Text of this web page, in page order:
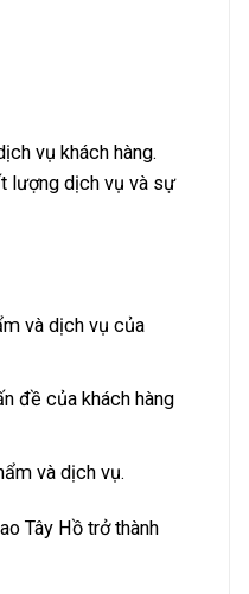
vụ khách hàng.
lượng dịch vụ và sự
và dịch vụ của
đề của khách hàng
và dịch vụ.
Tây Hồ trở thành